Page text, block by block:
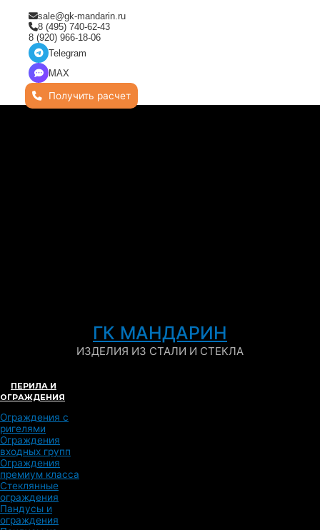
sale@gk-mandarin.ru
8 (495) 740-62-43
8 (920) 966-18-06
Telegram
MAX
Получить расчет
ГК МАНДАРИН
ИЗДЕЛИЯ ИЗ СТАЛИ И СТЕКЛА
ПЕРИЛА И
ОГРАЖДЕНИЯ
Ограждения с
ригелями
Ограждения
входных групп
Ограждения
премиум класса
Стеклянные
ограждения
Пандусы и
ограждения